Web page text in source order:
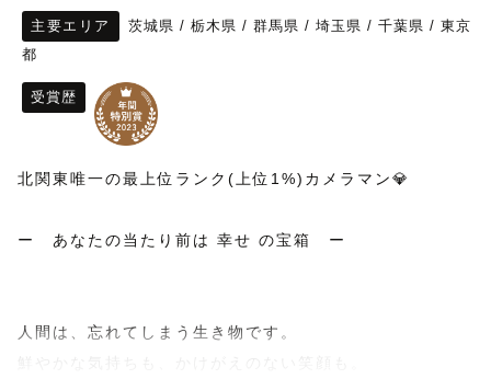
主要エリア 茨城県 / 栃木県 / 群馬県 / 埼玉県 / 千葉県 / 東京
都
受賞歴
北関東唯一の最上位ランク(上位1%)カメラマン💎
ー　あなたの当たり前は 幸せ の宝箱　ー
人間は、忘れてしまう生き物です。